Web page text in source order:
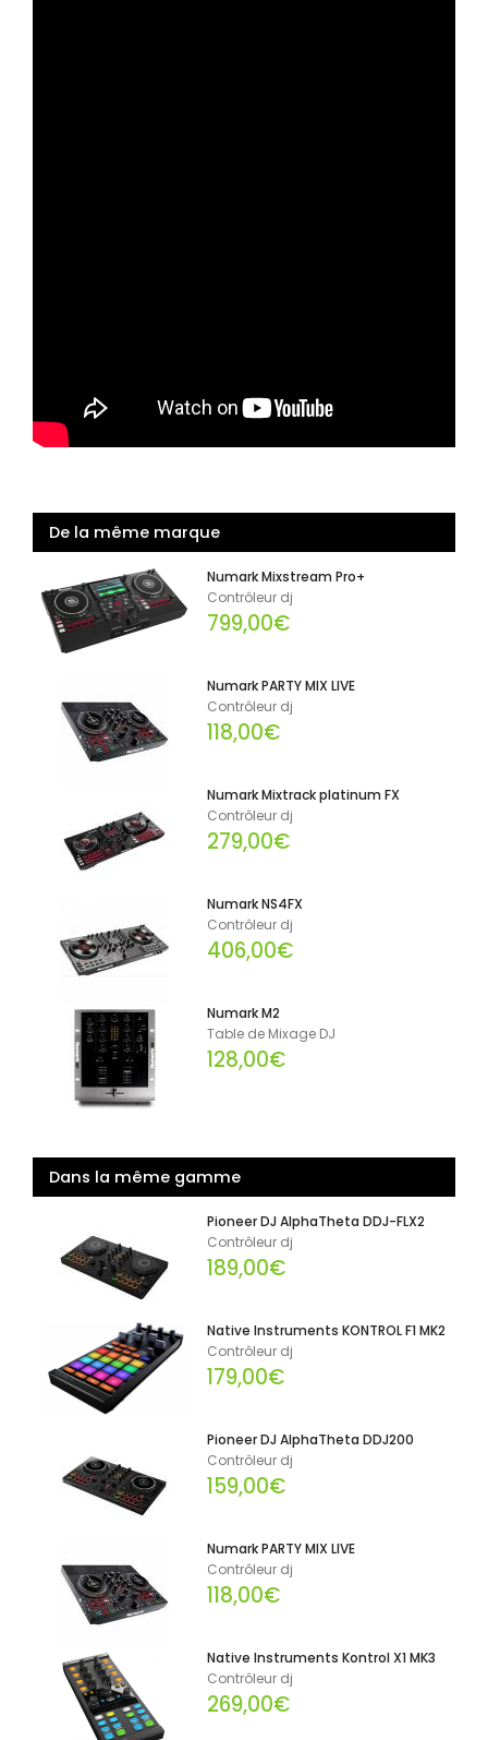
De la même marque
Numark Mixstream Pro+
Contrôleur dj
799,00€
Numark PARTY MIX LIVE
Contrôleur dj
118,00€
Numark Mixtrack platinum FX
Contrôleur dj
279,00€
Numark NS4FX
Contrôleur dj
406,00€
Numark M2
Table de Mixage DJ
128,00€
Dans la même gamme
Pioneer DJ AlphaTheta DDJ-FLX2
Contrôleur dj
189,00€
Native Instruments KONTROL F1 MK2
Contrôleur dj
179,00€
Pioneer DJ AlphaTheta DDJ200
Contrôleur dj
159,00€
Numark PARTY MIX LIVE
Contrôleur dj
118,00€
Native Instruments Kontrol X1 MK3
Contrôleur dj
269,00€